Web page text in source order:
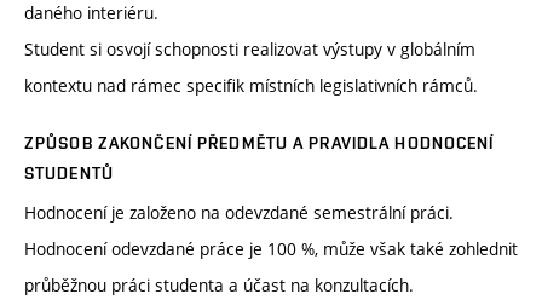
daného interiéru.
Student si osvojí schopnosti realizovat výstupy v globálním
kontextu nad rámec specifik místních legislativních rámců.
ZPŮSOB ZAKONČENÍ PŘEDMĚTU A PRAVIDLA HODNOCENÍ
STUDENTŮ
Hodnocení je založeno na odevzdané semestrální práci.
Hodnocení odevzdané práce je 100 %, může však také zohlednit
průběžnou práci studenta a účast na konzultacích.